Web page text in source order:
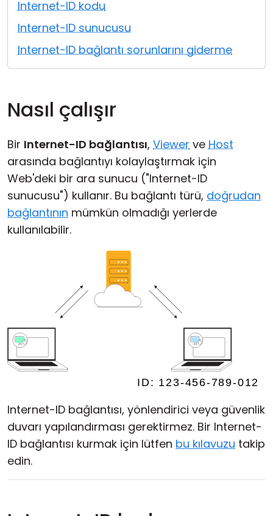
Internet-ID kodu
Internet-ID sunucusu
Internet-ID bağlantı sorunlarını giderme
Nasıl çalışır
Bir Internet-ID bağlantısı, Viewer ve Host
arasında bağlantıyı kolaylaştırmak için
Web'deki bir ara sunucu ("Internet-ID
sunucusu") kullanır. Bu bağlantı türü, doğrudan
bağlantının mümkün olmadığı yerlerde
kullanılabilir.
Internet-ID bağlantısı, yönlendirici veya güvenlik
duvarı yapılandırması gerektirmez. Bir Internet-
ID bağlantısı kurmak için lütfen bu kılavuzu takip
edin.
Bulut ve Yerel